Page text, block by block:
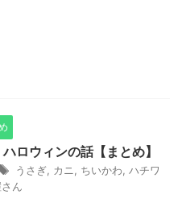
ハロウィンの話【まとめ】
うさぎ カニ ちいかわ ハチワ
ん